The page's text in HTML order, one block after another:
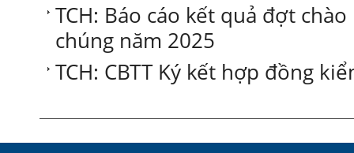
TCH: Báo cáo kết quả đợt
chúng năm 2025
TCH: CBTT Ký kết hợp đồng